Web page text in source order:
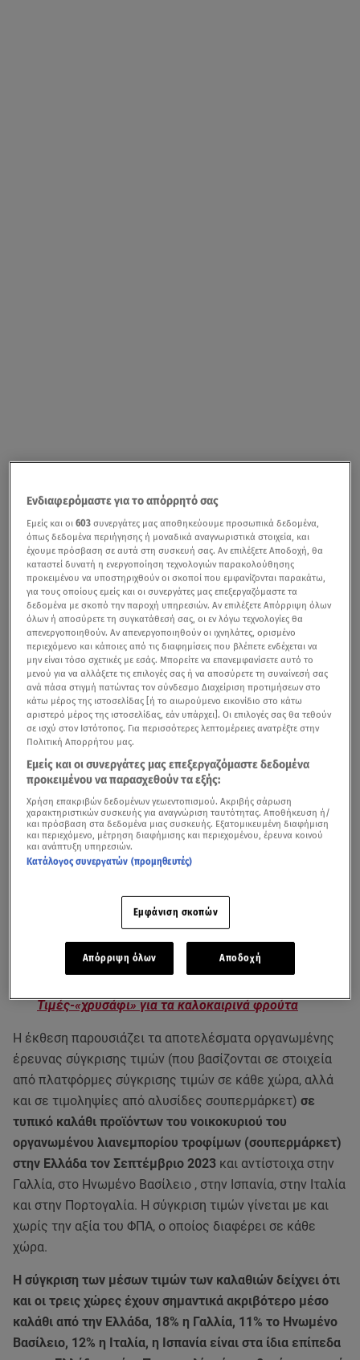
Παραμένουν χαμηλότερες οι τιμές του τυπικού
καλαθιού του νοικοκυριού στα Ελληνικάσούπερ μάρκετ
σε σχέση με Γαλλία, Αγγλία, Ιταλία, Ισπανία, αλλά είναι
επαναλαμβανόμενη ανά 6 μήνες έκθεση του Ινστιτούτου
Έρευνας Λιανεμπορίου Καταναλωτικών Αγαθών
(ΙΕΛΚΑ).
Τιμές-«χρυσάφι» για τα καλοκαιρινά φρούτα
Η έκθεση παρουσιάζει τα αποτελέσματα οργανωμένης
έρευνας σύγκρισης τιμών (που βασίζονται σε στοιχεία
από πλατφόρμες σύγκρισης τιμών σε κάθε χώρα, αλλά
και σε τιμοληψίες από αλυσίδες σουπερμάρκετ) σε
τυπικό καλάθι προϊόντων του νοικοκυριού του
οργανωμένου λιανεμπορίου τροφίμων (σουπερμάρκετ)
στην Ελλάδα τον Σεπτέμβριο 2023 και αντίστοιχα στην
Γαλλία, στο Ηνωμένο Βασίλειο , στην Ισπανία, στην Ιταλία
και στην Πορτογαλία. Η σύγκριση τιμών γίνεται με και
χωρίς την αξία του ΦΠΑ, ο οποίος διαφέρει σε κάθε
χώρα.
Η σύγκριση των μέσων τιμών των καλαθιών δείχνει ότι
και οι τρεις χώρες έχουν σημαντικά ακριβότερο μέσο
καλάθι από την Ελλάδα, 18% η Γαλλία, 11% το Ηνωμένο
Βασίλειο, 12% η Ιταλία, η Ισπανία είναι στα ίδια επίπεδα
Ενδιαφερόμαστε για το απόρρητό σας
Εμείς και οι603 συνεργάτες μας αποθηκεύουμε προσωπικά δεδομένα,
όπως δεδομένα περιήγησης ή μοναδικά αναγνωριστικά στοιχεία, και
έχουμε πρόσβαση σε αυτά στη συσκευή σας. Αν επιλέξετε Αποδοχή, θα
καταστεί δυνατή η ενεργοποίηση τεχνολογιών παρακολούθησης
προκειμένου να υποστηριχθούν οι σκοποί που εμφανίζονται παρακάτω,
για τους οποίους εμείς και οι συνεργάτες μας επεξεργαζόμαστε τα
δεδομένα με σκοπό την παροχή υπηρεσιών. Αν επιλέξετε Απόρριψη όλων
όλων ή αποσύρετε τη συγκατάθεσή σας, οι εν λόγω τεχνολογίες θα
απενεργοποιηθούν. Αν απενεργοποιηθούν οι ιχνηλάτες, ορισμένο
περιεχόμενο και κάποιες από τις διαφημίσεις που βλέπετε ενδέχεται να
μην είναι τόσο σχετικές με εσάς. Μπορείτε να επανεμφανίσετε αυτό το
μενού για να αλλάξετε τις επιλογές σας ή να αποσύρετε τη συναίνεσή σας
ανά πάσα στιγμή πατώντας τον σύνδεσμο Διαχείριση προτιμήσεων στο
κάτω μέρος της ιστοσελίδας [ή το αιωρούμενο εικονίδιο στο κάτω
αριστερό μέρος της ιστοσελίδας, εάν υπάρχει]. Οι επιλογές σας θα τεθούν
σε ισχύ στον Ιστότοπος. Για περισσότερες λεπτομέρειες ανατρέξτε στην
Πολιτική Απορρήτου μας.
Εμείς και οι συνεργάτες μας επεξεργαζόμαστε δεδομένα
προκειμένου να παρασχεθούν τα εξής:
Χρήση επακριβών δεδομένων γεωεντοπισμού. Ακριβής σάρωση
χαρακτηριστικών συσκευής για αναγνώριση ταυτότητας. Αποθήκευση ή/
και πρόσβαση στα δεδομένα μιας συσκευής. Εξατομικευμένη διαφήμιση
και περιεχόμενο, μέτρηση διαφήμισης και περιεχομένου, έρευνα κοινού
και ανάπτυξη υπηρεσιών.
Κατάλογος συνεργατών (προμηθευτές)
Εμφάνιση σκοπών
Απόρριψη όλων Αποδοχή